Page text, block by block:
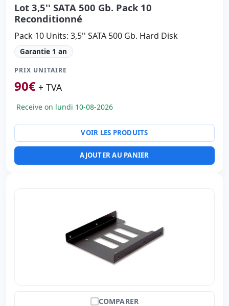
Lot 3,5'' SATA 500 Gb. Pack 10
Reconditionné
Pack 10 Units: 3,5'' SATA 500 Gb. Hard Disk
Garantie 1 an
PRIX UNITAIRE
90€ + TVA
Receive on lundi 10-08-2026
VOIR LES PRODUITS
AJOUTER AU PANIER
COMPARER